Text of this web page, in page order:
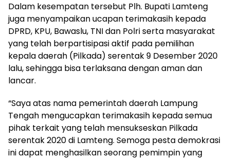
Dalam kesempatan tersebut Plh. Bupati Lamteng
juga menyampaikan ucapan terimakasih kepada
DPRD, KPU, Bawaslu, TNI dan Polri serta masyarakat
yang telah berpartisipasi aktif pada pemilihan
kepala daerah (Pilkada) serentak 9 Desember 2020
lalu, sehingga bisa terlaksana dengan aman dan
lancar.
“Saya atas nama pemerintah daerah Lampung
Tengah mengucapkan terimakasih kepada semua
pihak terkait yang telah mensukseskan Pilkada
serentak 2020 di Lamteng. Semoga pesta demokrasi
ini dapat menghasilkan seorang pemimpin yang